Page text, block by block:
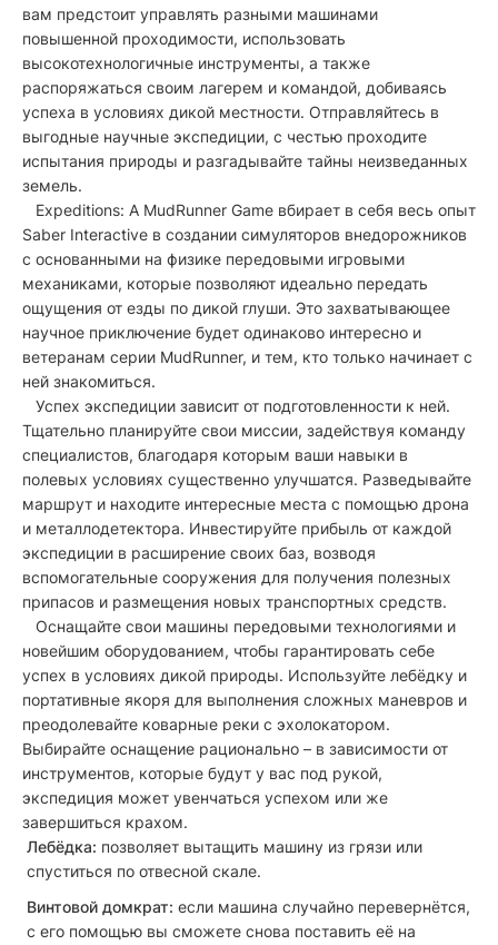
вам предстоит управлять разными машинами
повышенной проходимости, использовать
высокотехнологичные инструменты, а также
распоряжаться своим лагерем и командой, добиваясь
успеха в условиях дикой местности. Отправляйтесь в
выгодные научные экспедиции, с честью проходите
испытания природы и разгадывайте тайны неизведанных
земель.
Expeditions: A MudRunner Game вбирает в себя весь опыт
Saber Interactive в создании симуляторов внедорожников
с основанными на физике передовыми игровыми
механиками, которые позволяют идеально передать
ощущения от езды по дикой глуши. Это захватывающее
научное приключение будет одинаково интересно и
ветеранам серии MudRunner, и тем, кто только начинает с
ней знакомиться.
Успех экспедиции зависит от подготовленности к ней.
Тщательно планируйте свои миссии, задействуя команду
специалистов, благодаря которым ваши навыки в
полевых условиях существенно улучшатся. Разведывайте
маршрут и находите интересные места с помощью дрона
и металлодетектора. Инвестируйте прибыль от каждой
экспедиции в расширение своих баз, возводя
вспомогательные сооружения для получения полезных
припасов и размещения новых транспортных средств.
Оснащайте свои машины передовыми технологиями и
новейшим оборудованием, чтобы гарантировать себе
успех в условиях дикой природы. Используйте лебёдку и
портативные якоря для выполнения сложных маневров и
преодолевайте коварные реки с эхолокатором.
Выбирайте оснащение рационально – в зависимости от
инструментов, которые будут у вас под рукой,
экспедиция может увенчаться успехом или же
завершиться крахом.
Лебёдка: позволяет вытащить машину из грязи или
спуститься по отвесной скале.
Винтовой домкрат: если машина случайно перевернётся,
с его помощью вы сможете снова поставить её на